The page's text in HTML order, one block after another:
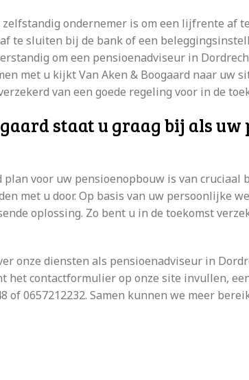
ondernemer is om een lijfrente af
te sluiten bij de bank of een
om een pensioenadviseur in
met u kijkt Van Aken & Boogaard naar uw
van een goede regeling voor in de
staat u graag bij als
plan voor uw pensioenopbouw is van cruciaal
met u door. Op basis van uw persoonlijke
oplossing. Zo bent u in de toekomst
onze diensten als pensioenadviseur in
het contactformulier op onze site invullen,
of 0657212232. Samen kunnen we meer